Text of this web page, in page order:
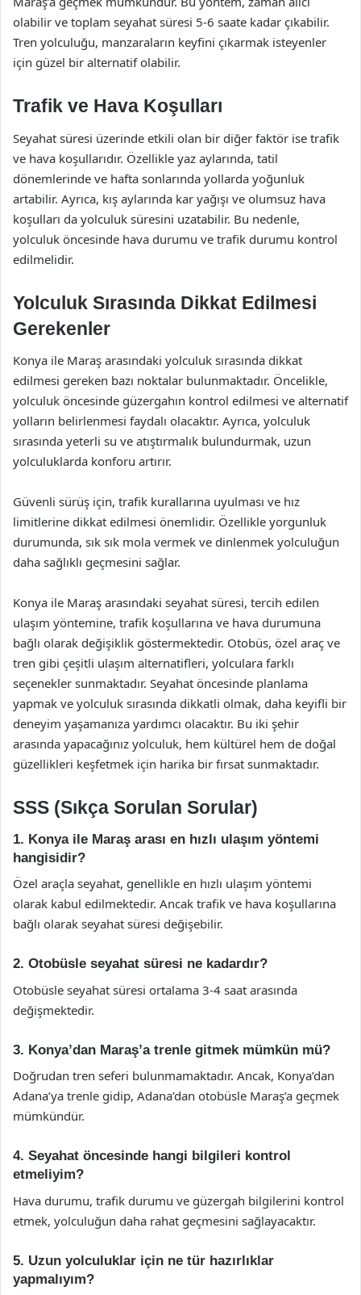
olabilir ve toplam seyahat süresi 5-6 saate kadar çıkabilir.
Tren yolculuğu, manzaraların keyfini çıkarmak isteyenler
için güzel bir alternatif olabilir.
Trafik ve Hava Koşulları
Seyahat süresi üzerinde etkili olan bir diğer faktör ise trafik
ve hava koşullarıdır. Özellikle yaz aylarında, tatil
dönemlerinde ve hafta sonlarında yollarda yoğunluk
artabilir. Ayrıca, kış aylarında kar yağışı ve olumsuz hava
koşulları da yolculuk süresini uzatabilir. Bu nedenle,
yolculuk öncesinde hava durumu ve trafik durumu kontrol
edilmelidir.
Yolculuk Sırasında Dikkat Edilmesi
Gerekenler
Konya ile Maraş arasındaki yolculuk sırasında dikkat
edilmesi gereken bazı noktalar bulunmaktadır. Öncelikle,
yolculuk öncesinde güzergahın kontrol edilmesi ve alternatif
yolların belirlenmesi faydalı olacaktır. Ayrıca, yolculuk
sırasında yeterli su ve atıştırmalık bulundurmak, uzun
yolculuklarda konforu artırır.
Güvenli sürüş için, trafik kurallarına uyulması ve hız
limitlerine dikkat edilmesi önemlidir. Özellikle yorgunluk
durumunda, sık sık mola vermek ve dinlenmek yolculuğun
daha sağlıklı geçmesini sağlar.
Konya ile Maraş arasındaki seyahat süresi, tercih edilen
ulaşım yöntemine, trafik koşullarına ve hava durumuna
bağlı olarak değişiklik göstermektedir. Otobüs, özel araç ve
tren gibi çeşitli ulaşım alternatifleri, yolculara farklı
seçenekler sunmaktadır. Seyahat öncesinde planlama
yapmak ve yolculuk sırasında dikkatli olmak, daha keyifli bir
deneyim yaşamanıza yardımcı olacaktır. Bu iki şehir
arasında yapacağınız yolculuk, hem kültürel hem de doğal
güzellikleri keşfetmek için harika bir fırsat sunmaktadır.
SSS (Sıkça Sorulan Sorular)
1. Konya ile Maraş arası en hızlı ulaşım yöntemi
hangisidir?
Özel araçla seyahat, genellikle en hızlı ulaşım yöntemi
olarak kabul edilmektedir. Ancak trafik ve hava koşullarına
bağlı olarak seyahat süresi değişebilir.
2. Otobüsle seyahat süresi ne kadardır?
Otobüsle seyahat süresi ortalama 3-4 saat arasında
değişmektedir.
3. Konya’dan Maraş’a trenle gitmek mümkün mü?
Doğrudan tren seferi bulunmamaktadır. Ancak, Konya’dan
Adana’ya trenle gidip, Adana’dan otobüsle Maraş’a geçmek
mümkündür.
4. Seyahat öncesinde hangi bilgileri kontrol
etmeliyim?
Hava durumu, trafik durumu ve güzergah bilgilerini kontrol
etmek, yolculuğun daha rahat geçmesini sağlayacaktır.
5. Uzun yolculuklar için ne tür hazırlıklar
yapmalıyım?